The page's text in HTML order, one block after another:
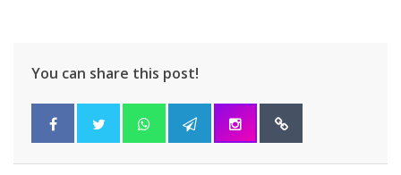
You can share this post!